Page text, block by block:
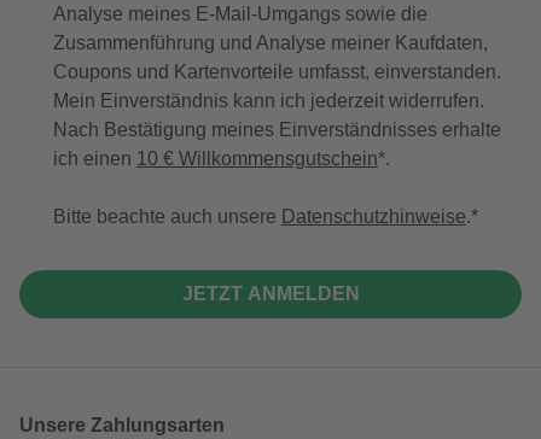
Analyse meines E-Mail-Umgangs sowie die
Zusammenführung und Analyse meiner Kaufdaten,
Coupons und Kartenvorteile umfasst, einverstanden.
Mein Einverständnis kann ich jederzeit widerrufen.
Nach Bestätigung meines Einverständnisses erhalte
ich einen 10 € Willkommensgutschein*.
Bitte beachte auch unsere Datenschutzhinweise.
JETZT ANMELDEN
Unsere Zahlungsarten